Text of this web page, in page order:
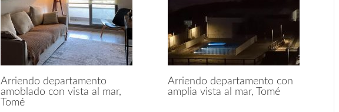
Arriendo departamento
amoblado con vista al mar,
Tomé
Arriendo departamento con
amplia vista al mar, Tomé